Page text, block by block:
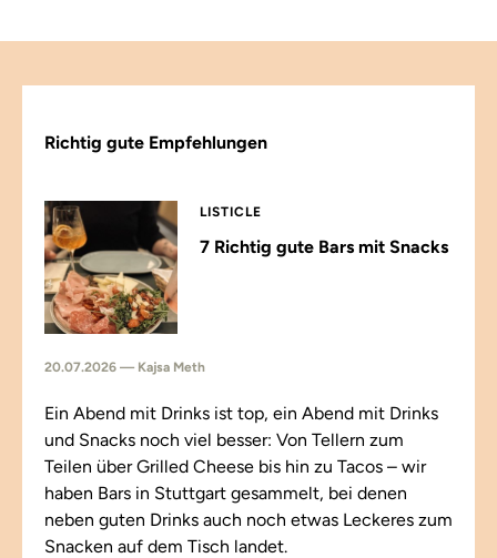
Richtig gute Empfehlungen
LISTICLE
7 Richtig gute Bars mit Snacks
20.07.2026 — Kajsa Meth
Ein Abend mit Drinks ist top, ein Abend mit Drinks
und Snacks noch viel besser: Von Tellern zum
Teilen über Grilled Cheese bis hin zu Tacos – wir
haben Bars in Stuttgart gesammelt, bei denen
neben guten Drinks auch noch etwas Leckeres zum
Snacken auf dem Tisch landet.